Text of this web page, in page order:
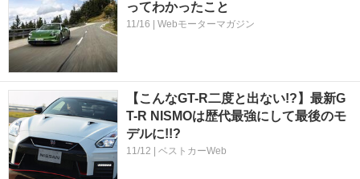
ってわかったこと
11/16 | Webモーターマガジン
【こんなGT-R二度と出ない!?】最新G
T-R NISMOは歴代最強にして最後のモ
デルに!!?
11/12 | ベストカーWeb